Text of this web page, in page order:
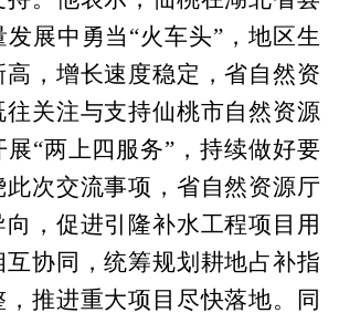
展中勇当“火车头”，地区生
高，增长速度稳定，省自然资
关注与支持仙桃市自然资源
“两上四服务”，持续做好要
此次交流事项，省自然资源厅
，促进引隆补水工程项目用
协同，统筹规划耕地占补指
推进重大项目尽快落地。同